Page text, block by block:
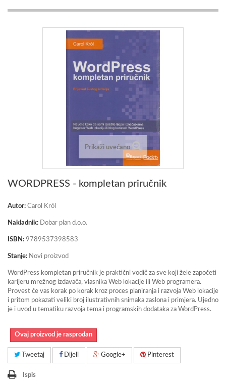
Prikaži uvećano
WORDPRESS - kompletan priručnik
Autor: Carol Król
Nakladnik: Dobar plan d.o.o.
ISBN: 9789537398583
Stanje: Novi proizvod
WordPress kompletan priručnik je praktični vodič za sve koji žele započeti
karijeru mrežnog izdavača, vlasnika Web lokacije ili Web programera.
Provest će vas korak po korak kroz proces planiranja i razvoja Web lokacije
i pritom pokazati veliki broj ilustrativnih snimaka zaslona i primjera. Ujedno
je i uvod u tematiku razvoja tema i programskih dodataka za WordPress.
Ovaj proizvod je rasprodan
Tweetaj Dijeli Google+ Pinterest
Ispis